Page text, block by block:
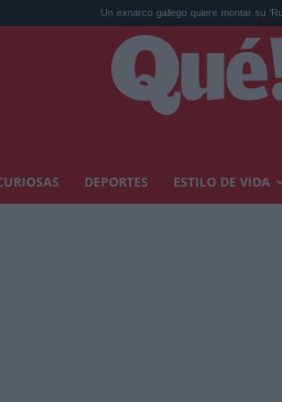
Un exnarco gallego quiere montar su 'Ruta del Narc...
DEPORTES ESTILO DE VIDA